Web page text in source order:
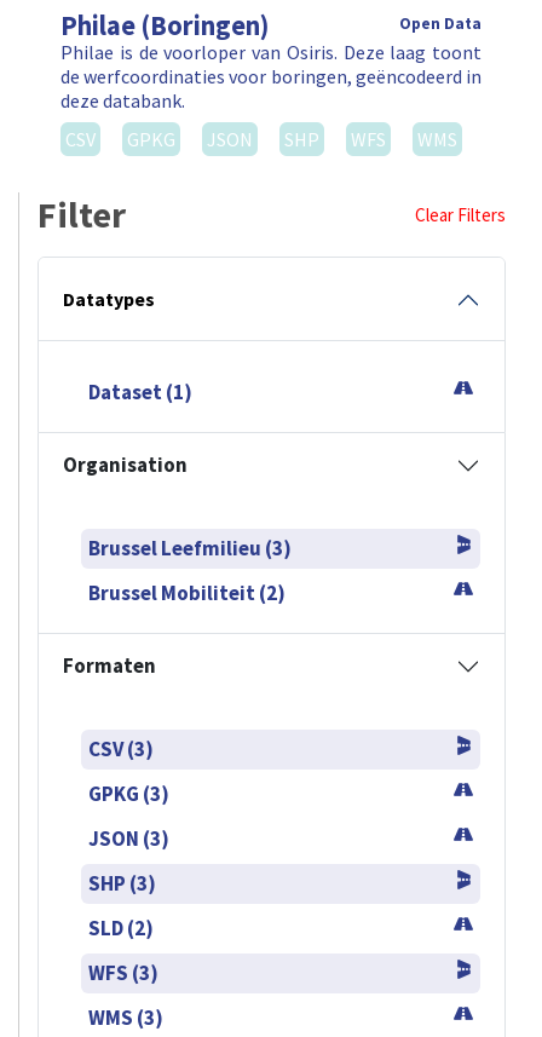
Philae (Boringen) Open Data
Philae is de voorloper van Osiris. Deze laag toont
de werfcoordinaties voor boringen, geëncodeerd in
deze databank.
CSV
GPKG JSON SHP WFS WMS
Filter Clear Filters
Datatypes
Dataset (1)
Organisation
Brussel Leefmilieu (3)
Brussel Mobiliteit (2)
Formaten
CSV (3)
GPKG (3)
JSON (3)
SHP (3)
SLD (2)
WFS (3)
WMS (3)